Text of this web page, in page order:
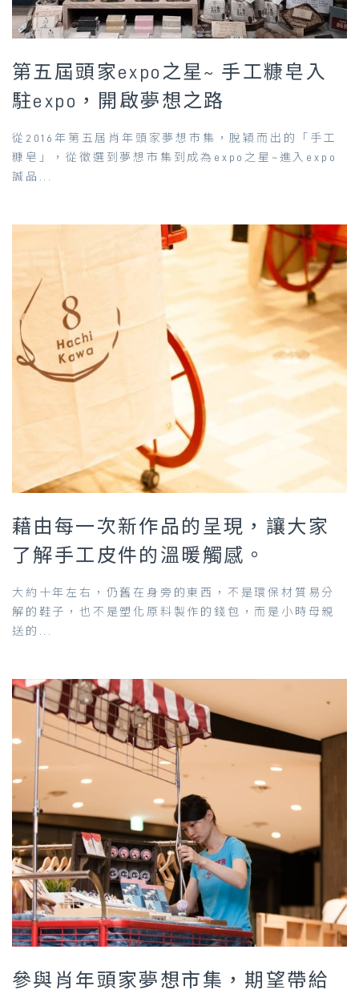
第五屆頭家expo之星~ 手工糠皂入
駐expo，開啟夢想之路
從2016年第五屆肖年頭家夢想市集，脫穎而出的「手工
糠皂」，從徵選到夢想市集到成為expo之星~進入expo
誠品...
藉由每一次新作品的呈現，讓大家
了解手工皮件的溫暖觸感。
大約十年左右，仍舊在身旁的東西，不是環保材質易分
解的鞋子，也不是塑化原料製作的錢包，而是小時母親
送的...
參與肖年頭家夢想市集，期望帶給